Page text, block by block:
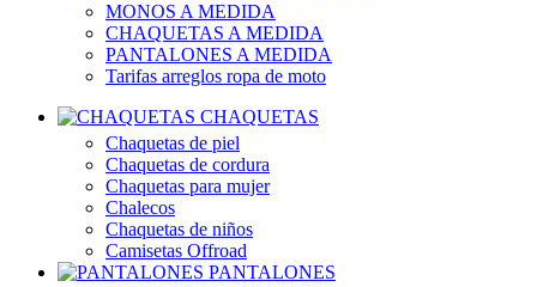
MONOS A MEDIDA
CHAQUETAS A MEDIDA
PANTALONES A MEDIDA
Tarifas arreglos ropa de moto
CHAQUETAS
Chaquetas de piel
Chaquetas de cordura
Chaquetas para mujer
Chalecos
Chaquetas de niños
Camisetas Offroad
PANTALONES